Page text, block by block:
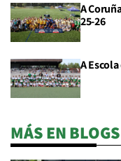
A
25-26
A
MÁS EN BLOGS